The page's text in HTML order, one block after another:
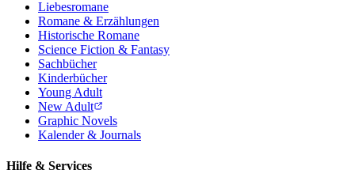
Liebesromane
Romane & Erzählungen
Historische Romane
Science Fiction & Fantasy
Sachbücher
Kinderbücher
Young Adult
New Adult
Graphic Novels
Kalender & Journals
Hilfe & Services